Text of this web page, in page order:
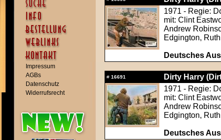
Impressum
AGBs
Datenschutz
Widerrufsrecht
1971 - Regie:
mit: Clint
Andrew
Edgington,
Deutsches
# 16691
Dirty Harry
1971 - Regie:
mit: Clint
Andrew
Edgington,
Deutsches